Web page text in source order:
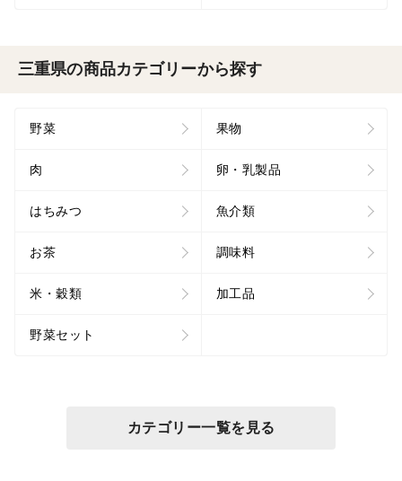
三重県の商品カテゴリーから探す
野菜 果物
肉 卵・乳製品
はちみつ 魚介類
お茶 調味料
米・穀類 加工品
野菜セット
カテゴリー一覧を見る